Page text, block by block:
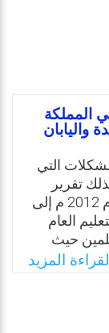
المملكة
واليابان
التي
تقرير
وزارة التربية والتعليم السعودي لعام 2012 م إلى
العام
حيث
التعليم.
على
لقراءة المزيد